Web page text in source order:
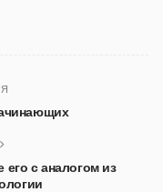
c аналогом из